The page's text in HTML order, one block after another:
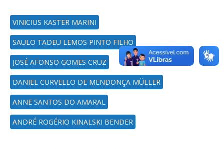
VINICIUS KASTER MARINI
SAULO TADEU LEMOS PINTO FILHO
JOSÉ AFONSO GOMES CRUZ
DANIEL CURVELLO DE MENDONÇA MÜLLER
ANNE SANTOS DO AMARAL
ANDRÉ ROGÉRIO KINALSKI BENDER